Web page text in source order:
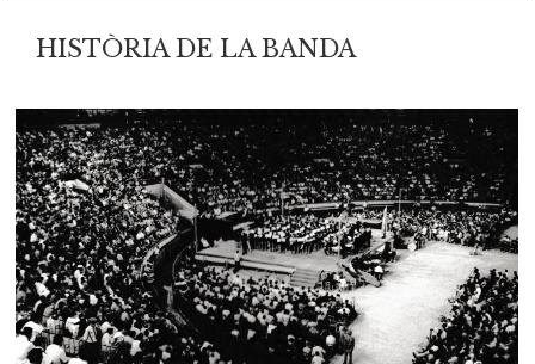
HISTÒRIA DE LA BANDA